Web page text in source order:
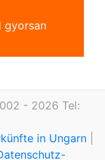
gyorsan
- 2026 Tel:
in Ungarn